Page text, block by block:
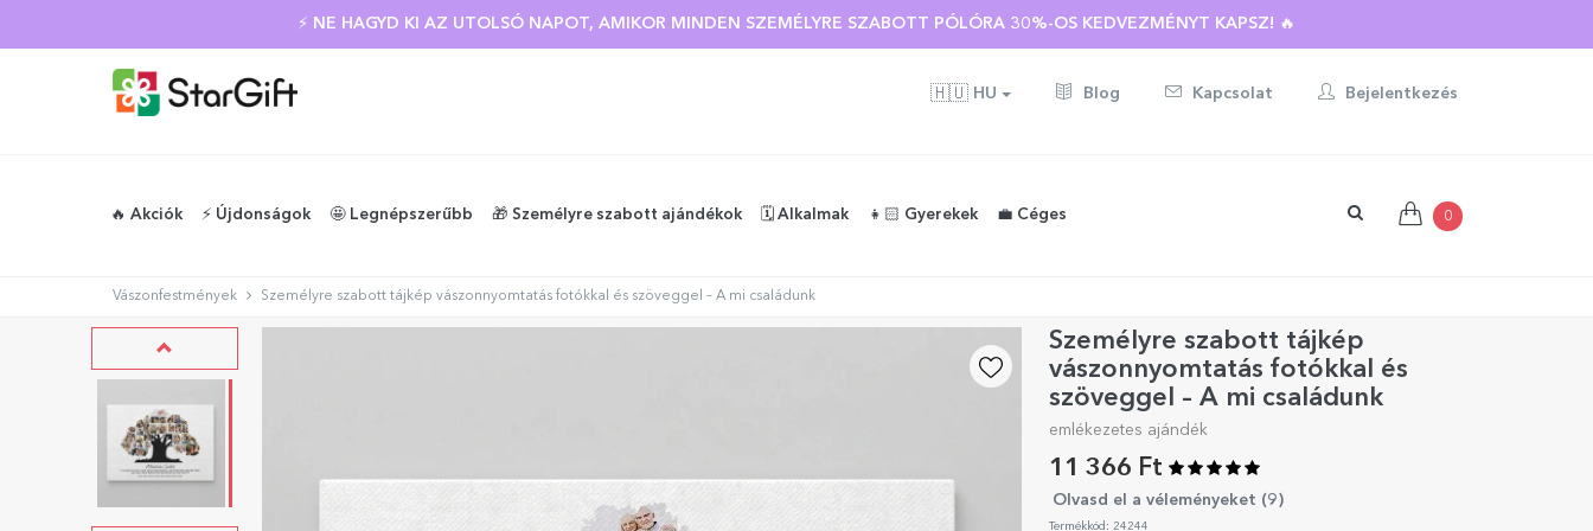
⚡ NE HAGYD KI AZ UTOLSÓ NAPOT, AMIKOR MINDEN SZEMÉLYRE SZABOTT PÓLÓRA 30%-OS KEDVEZMÉNYT KAPSZ! 🔥
🇭🇺 HU Blog Kapcsolat Bejelentkezés
🔥 Akciók ⚡️ Újdonságok 🤩 Legnépszerűbb 🎁 Személyre szabott ajándékok 🗓️ Alkalmak 👧🏻 Gyerekek 💼 Céges 0
Vászonfestmények Személyre szabott tájkép vászonnyomtatás fotókkal és szöveggel – A mi családunk
Személyre szabott tájkép
vászonnyomtatás fotókkal és
szöveggel – A mi családunk
emlékezetes ajándék
11 366 Ft
Olvasd el a véleményeket (9 )
Termékkód: 24244